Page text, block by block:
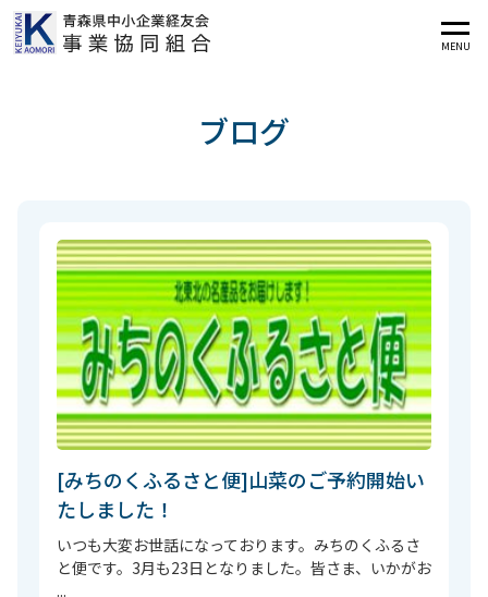
MENU
ブログ
[みちのくふるさと便]山菜のご予約開始い
たしました！
いつも大変お世話になっております。みちのくふるさ
と便です。3月も23日となりました。皆さま、いかがお
...